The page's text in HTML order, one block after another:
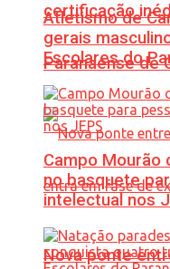
certificação
Paranaense de
Nova ponte
Atletismo de
gerais
Escolares do
Campo Mourão
no basquete
intelectual nos